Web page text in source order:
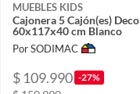
MUEBLES KIDS
Cajonera 5 Cajón(es) Deco
60x117x40 cm Blanco
Por SODIMAC
$ 109.990 -27%